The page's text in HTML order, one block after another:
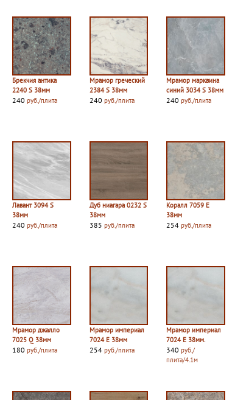
Брекчия антика
2240 S 38мм
240 руб./плита
Мрамор греческий
2384 S 38мм
240 руб./плита
Мрамор марквина
синий 3034 S 38мм
240руб./плита
Лавант 3094 S
38мм
240 руб./плита
Дуб ниагара 0232 S
38мм
385 руб./плита
Коралл 7059 E
38мм
254руб./плита
Мрамор джалло
7025 Q 38мм
180 руб./плита
Мрамор империал
7024 E 38мм
254 руб./плита
Мрамор империал
7024 E 38мм.
340руб./
плита/4.1м